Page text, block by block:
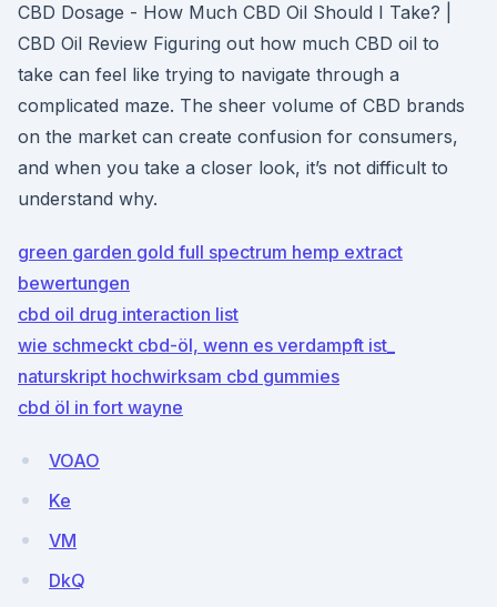
CBD Dosage - How Much CBD Oil Should I Take? |
CBD Oil Review Figuring out how much CBD oil to
take can feel like trying to navigate through a
complicated maze. The sheer volume of CBD brands
on the market can create confusion for consumers,
and when you take a closer look, it’s not difficult to
understand why.
green garden gold full spectrum hemp extract
bewertungen
cbd oil drug interaction list
wie schmeckt cbd-öl, wenn es verdampft ist_
naturskript hochwirksam cbd gummies
cbd öl in fort wayne
VOAO
Ke
VM
DkQ